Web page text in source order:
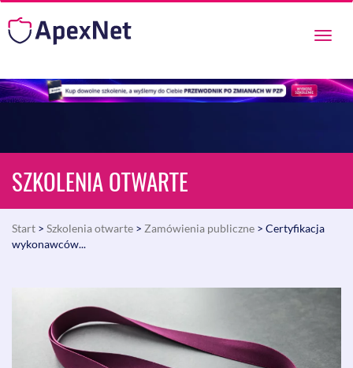
Start > Szkolenia otwarte > Zamówienia publiczne > Certyfikacja
wykonawców...
SZKOLENIA OTWARTE